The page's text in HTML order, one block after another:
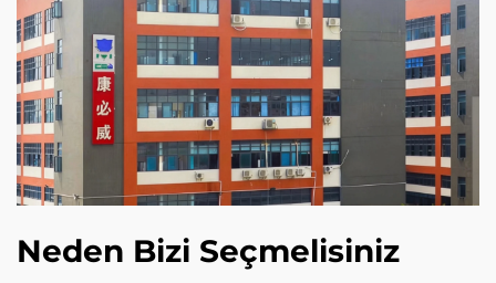
Neden Bizi Seçmelisiniz